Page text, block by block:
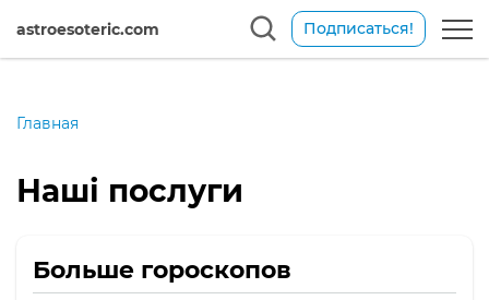
astroesoteric.com Подписаться!
Главная
Наші послуги
Больше гороскопов